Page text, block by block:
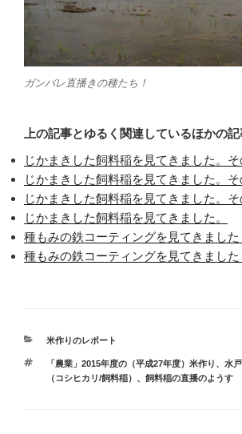
ガンバレ直播きの種たち！
上の記事とゆるく関連しているほかの
じかまきした飼料稲を見てきました。そ
じかまきした飼料稲を見てきました。そ
じかまきした飼料稲を見てきました。そ
じかまきした飼料稲を見てきました。
種もみの鉄コーティングを見てきまし
種もみの鉄コーティングを見てきまし
カ
リ
米作りのレポート
タ
グ
「農業」2015年度の（平成27年度）米作り 、 水
（コシヒカリ/飼料稲） 、 飼料稲の直播のようす